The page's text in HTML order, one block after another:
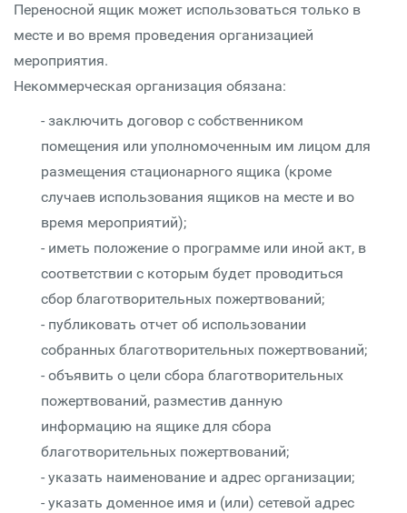
Переносной ящик может использоваться только в
месте и во время проведения организацией
мероприятия.
Некоммерческая организация обязана:
- заключить договор с собственником
помещения или уполномоченным им лицом для
размещения стационарного ящика (кроме
случаев использования ящиков на месте и во
время мероприятий);
- иметь положение о программе или иной акт, в
соответствии с которым будет проводиться
сбор благотворительных пожертвований;
- публиковать отчет об использовании
собранных благотворительных пожертвований;
- объявить о цели сбора благотворительных
пожертвований, разместив данную
информацию на ящике для сбора
благотворительных пожертвований;
- указать наименование и адрес организации;
- указать доменное имя и (или) сетевой адрес